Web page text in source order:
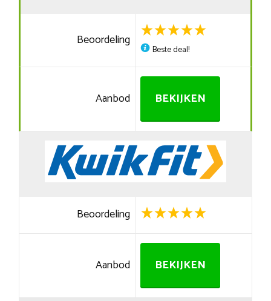
Beoordeling
Beste deal!
Aanbod BEKIJKEN
Beoordeling
Aanbod BEKIJKEN